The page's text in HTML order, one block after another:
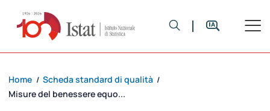
Home / Scheda standard di qualità /
Misure del benessere equo...